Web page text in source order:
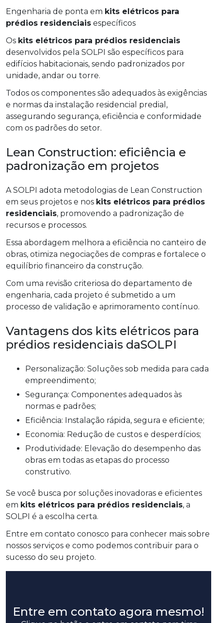
Engenharia de ponta em kits elétricos para
prédios residenciais específicos
Os kits elétricos para prédios residenciais
desenvolvidos pela SOLPI são específicos para
edifícios habitacionais, sendo padronizados por
unidade, andar ou torre.
Todos os componentes são adequados às exigências
e normas da instalação residencial predial,
assegurando segurança, eficiência e conformidade
com os padrões do setor.
Lean Construction: eficiência e
padronização em projetos
A SOLPI adota metodologias de Lean Construction
em seus projetos e nos kits elétricos para prédios
residenciais, promovendo a padronização de
recursos e processos.
Essa abordagem melhora a eficiência no canteiro de
obras, otimiza negociações de compras e fortalece o
equilíbrio financeiro da construção.
Com uma revisão criteriosa do departamento de
engenharia, cada projeto é submetido a um
processo de validação e aprimoramento contínuo.
Vantagens dos kits elétricos para
prédios residenciais daSOLPI
Personalização: Soluções sob medida para cada
empreendimento;
Segurança: Componentes adequados às
normas e padrões;
Eficiência: Instalação rápida, segura e eficiente;
Economia: Redução de custos e desperdícios;
Produtividade: Elevação do desempenho das
obras em todas as etapas do processo
construtivo.
Se você busca por soluções inovadoras e eficientes
em kits elétricos para prédios residenciais, a
SOLPI é a escolha certa.
Entre em contato conosco para conhecer mais sobre
nossos serviços e como podemos contribuir para o
sucesso do seu projeto.
Entre em contato agora mesmo!